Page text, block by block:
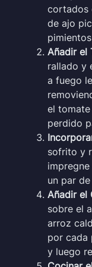
cortados
de ajo
Añadir el
rallado y
a fuego
el
perdido
sofrito y
un par
Añadir el
sobre el
arroz
por cada
y luego